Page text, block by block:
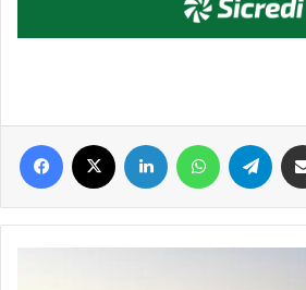
Facebook Linkedin WhatsApp